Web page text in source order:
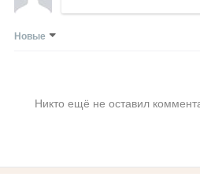
Новые
Никто ещё не оставил